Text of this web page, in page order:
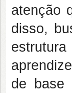
atenção
disso,
de base